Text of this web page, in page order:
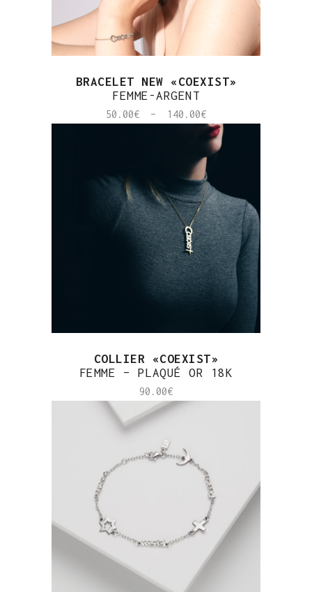
BRACELET NEW «COEXIST»
FEMME-ARGENT
50.00€ – 140.00€Plage
de
prix :
50.00€
à
140.00€
COLLIER «COEXIST»
FEMME – PLAQUÉ OR 18K
90.00€